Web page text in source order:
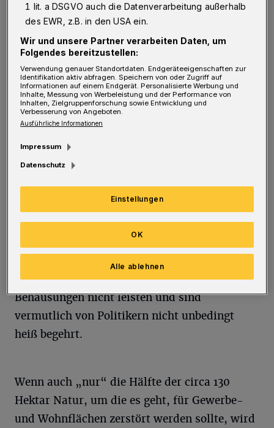
W as ich nicht verstehe: Wer sind die
Wuppertal wohnen wollen? Woher kommen
sie? Wie leben sie jetzt? Oder handelt es sich
um Wuppertaler, denen es da, wo sie wohnen,
wollen?
Aber: Wenn alle ins Grüne ziehen wollen, ist
das Grün bald nicht mehr grün, sondern mit
kastenförmigen Einheitswohnklötzen
zugestellt. Bestimmt sind diese für
„Besserverdienende“ gedacht, denn
Transferleistungsbezieher können sich diese
Behausungen nicht leisten und sind
vermutlich von Politikern nicht unbedingt
heiß begehrt.
Wenn auch „nur“ die Hälfte der circa 130
Hektar Natur, um die es geht, für Gewerbe-
und Wohnflächen zerstört werden sollte, wird
1 lit. a DSGVO auch die Datenverarbeitung außerhalb
des EWR, z.B. in den USA ein.
Wir und unsere Partner verarbeiten Daten, um
Folgendes bereitzustellen:
Verwendung genauer Standortdaten. Endgeräteeigenschaften zur
Identifikation aktiv abfragen. Speichern von oder Zugriff auf
Informationen auf einem Endgerät. Personalisierte Werbung und
Inhalte, Messung von Werbeleistung und der Performance von
Inhalten, Zielgruppenforschung sowie Entwicklung und
Verbesserung von Angeboten.
Ausführliche Informationen
Impressum
Datenschutz
Einstellungen
Alle ablehnen
OK